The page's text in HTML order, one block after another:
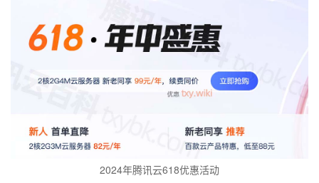
2024年腾讯云618优惠活动